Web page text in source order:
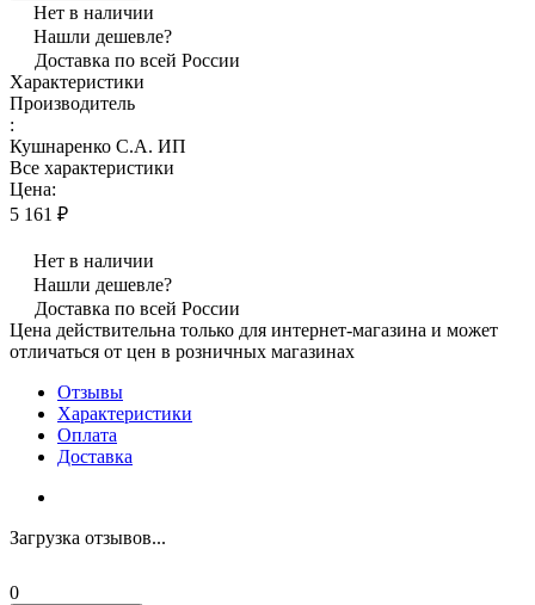
Нет в наличии
Нашли дешевле?
Доставка по всей России
Характеристики
Производитель
:
Кушнаренко С.А. ИП
Все характеристики
Цена:
5 161 ₽
Нет в наличии
Нашли дешевле?
Доставка по всей России
Цена действительна только для интернет-магазина и может
отличаться от цен в розничных магазинах
Отзывы
Характеристики
Оплата
Доставка
Загрузка отзывов...
0